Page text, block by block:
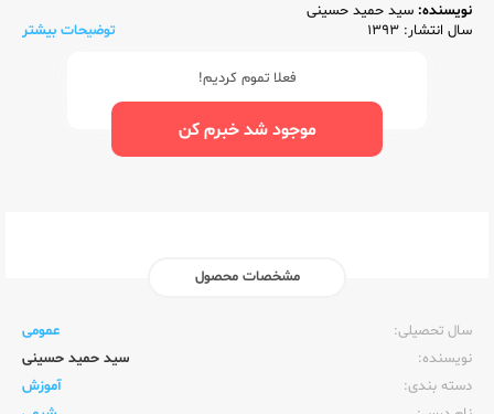
نویسنده: سید حمید حسینی
سال انتشار: 1393
توضیحات بیشتر
فعلا تموم کردیم!
موجود شد خبرم کن
مشخصات محصول
سال تحصیلی:‌
عمومی
نویسنده:‌
سید حمید حسینی
دسته بندی:
آموزش